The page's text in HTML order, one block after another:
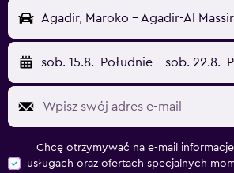
Agadir, Maroko - Agadir-Al
sob. 15.8. Południe - sob. 22.8.
Chcę otrzymywać na e-mail
usługach oraz ofertach specjalnych